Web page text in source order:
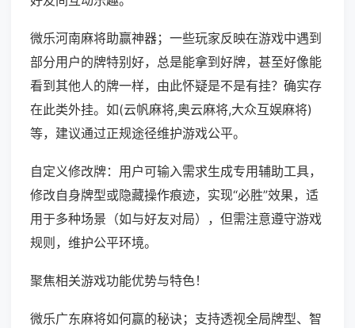
微乐河南麻将助赢神器；一些玩家反映在游戏中遇到
部分用户的牌特别好，总是能拿到好牌，甚至好像能
看到其他人的牌一样，由此怀疑是不是有挂？确实存
在此类外挂。如(云帆麻将,奥云麻将,大众互娱麻将)
等，建议通过正规途径维护游戏公平。
自定义修改牌：用户可输入需求生成专用辅助工具，
修改自身牌型或隐藏操作痕迹，实现“必胜”效果，适
用于多种场景（如与好友对局），但需注意遵守游戏
规则，维护公平环境。
聚焦相关游戏功能优势与特色！
微乐广东麻将如何赢的秘诀；支持透视全局牌型、智